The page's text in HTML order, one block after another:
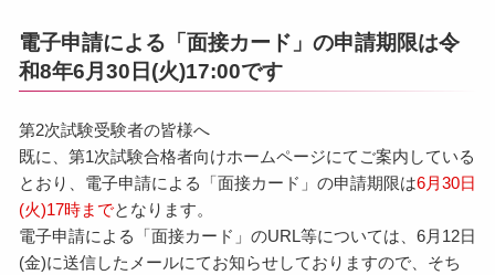
電子申請による「面接カード」の申請期限は令
和8年6月30日(火)17:00です
第2次試験受験者の皆様へ
既に、第1次試験合格者向けホームページにてご案内している
とおり、電子申請による「面接カード」の申請期限は6月30日
(火)17時までとなります。
電子申請による「面接カード」のURL等については、6月12日
(金)に送信したメールにてお知らせしておりますので、そち